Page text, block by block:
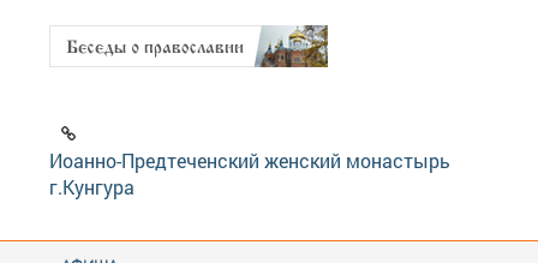
Иоанно-Предтеченский женский монастырь
г.Кунгура